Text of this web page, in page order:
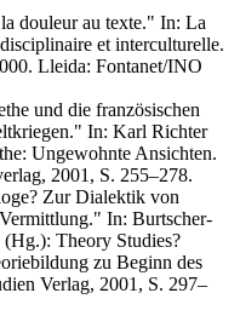
douleur au texte." In: La
et interculturelle.
Lleida: Fontanet/INO
und die französischen
In: Karl Richter
Ungewohnte Ansichten.
2001, S. 255–278.
Zur Dialektik von
In: Burtscher-
Theory Studies?
zu Beginn des
Verlag, 2001, S. 297–